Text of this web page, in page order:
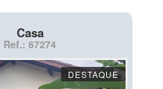
Casa
Ref.: 67274
DESTAQUE